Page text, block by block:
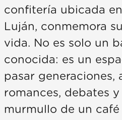
confitería ubicada
Luján, conmemora
vida. No es solo un
conocida: es un
pasar generaciones,
romances, debates
murmullo de un